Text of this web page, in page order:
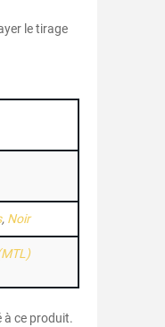
le tirage
, Noir
à ce produit.